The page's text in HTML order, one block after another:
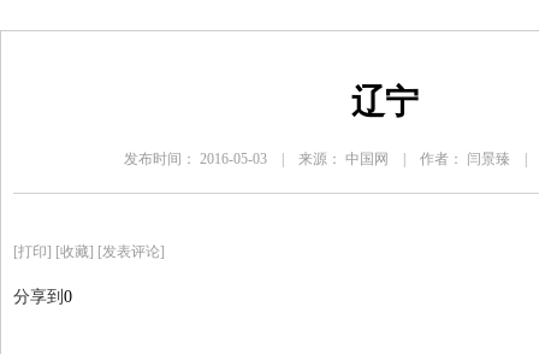
辽宁
发布时间： 2016-05-03 | 来源： 中国网 | 作者： 闫景臻 |
[打印] [收藏] [发表评论]
分享到 0